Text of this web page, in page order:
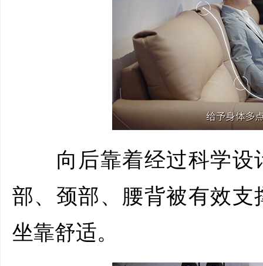
向后靠着经过科学设
部、颈部、腰背被有效
坐靠舒适。